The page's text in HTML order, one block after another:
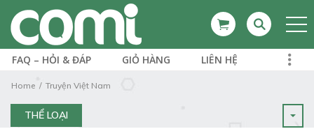
FAQ – HỎI & ĐÁP GIỎ HÀNG LIÊN HỆ
Home Truyện Việt Nam
THỂ LOẠI